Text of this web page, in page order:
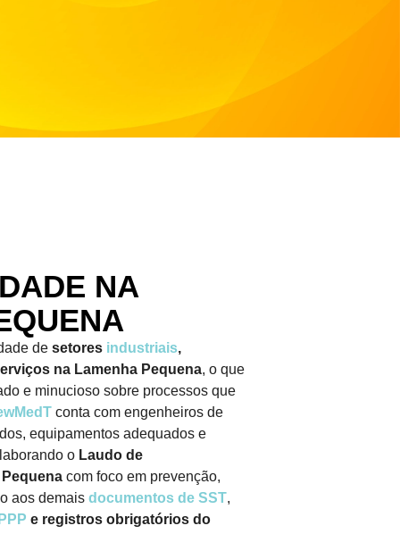
NA
de setores industriais,
na Lamenha Pequena, o que
e minucioso sobre processos que
conta com engenheiros de
equipamentos adequados e
o Laudo de
com foco em prevenção,
aos demais documentos de SST,
PPP e registros obrigatórios do